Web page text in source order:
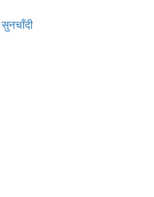
सुनचाँदी